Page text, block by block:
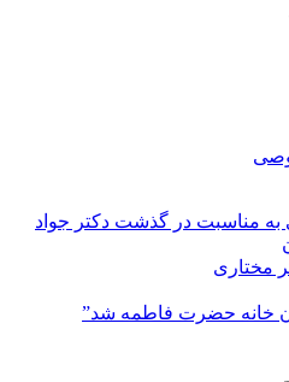
مناسبت در گذشت دکتر جواد
مختاری
خانه حضرت فاطمه شد”